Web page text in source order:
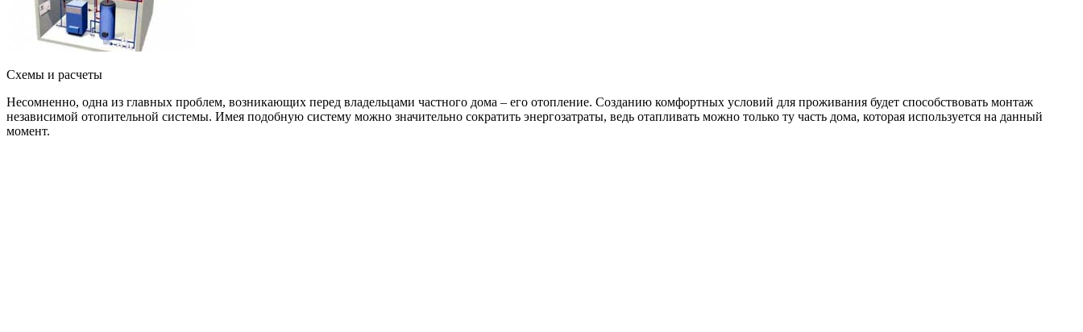
Схемы и расчеты
Несомненно, одна из главных проблем, возникающих перед владельцами частного дома – его отопление. Созданию комфортных условий для проживания будет способствовать монтаж
независимой отопительной системы. Имея подобную систему можно значительно сократить энергозатраты, ведь отапливать можно только ту часть дома, которая используется на данный
момент.